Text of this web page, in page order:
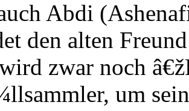
Abdi
den alten
zwar noch
um